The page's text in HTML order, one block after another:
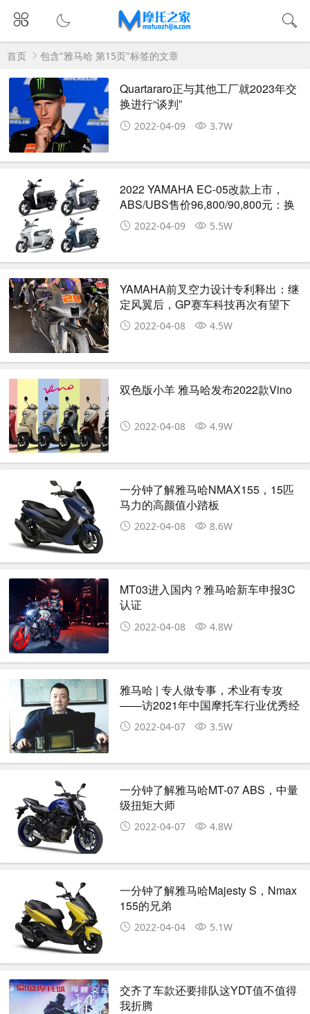
首页 包含"雅马哈 第15页"标签的文章
Quartararo正与其他工厂就2023年交
换进行“谈判”
2022-04-09 3.7W
2022 YAMAHA EC-05改款上市，
ABS/UBS售价96,800/90,800元：换
心G2.2马达、APP同步更新！
2022-04-09 5.5W
YAMAHA前叉空力设计专利释出：继
定风翼后，GP赛车科技再次有望下
放市售车款！
2022-04-08 4.5W
双色版小羊 雅马哈发布2022款Vino
2022-04-08 4.9W
一分钟了解雅马哈NMAX155，15匹
马力的高颜值小踏板
2022-04-08 8.6W
MT03进入国内？雅马哈新车申报3C
认证
2022-04-08 4.8W
雅马哈 | 专人做专事，术业有专攻
——访2021年中国摩托车行业优秀经
销商黄笑
2022-04-07 3.5W
一分钟了解雅马哈MT-07 ABS，中量
级扭矩大师
2022-04-07 4.8W
一分钟了解雅马哈Majesty S，Nmax
155的兄弟
2022-04-04 5.1W
交齐了车款还要排队这YDT值不值得
我折腾